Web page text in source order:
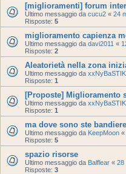
[miglioramenti] forum
Ultimo messaggio da cucu2 « 24
Risposte: 5
miglioramento capienza
Ultimo messaggio da davi2011 «
Risposte: 2
Aleatorietà nella zona
Ultimo messaggio da
Risposte: 1
[Proposte] Miglioramento
Ultimo messaggio da
Risposte: 1
ma dove sono ste
Ultimo messaggio da KeepMoon «
Risposte: 5
spazio risorse
Ultimo messaggio da Balflear « 28
Risposte: 3